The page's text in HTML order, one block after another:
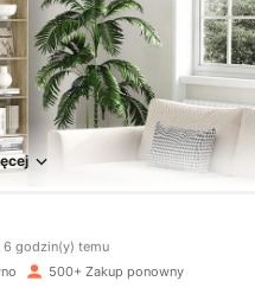
6 godzin(y) temu
500+ Zakup ponowny